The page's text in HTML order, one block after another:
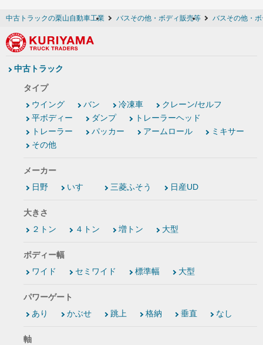
中古トラックの栗山自動車工業 バスその他・ボディ販売等 バスその他・
中古トラック
タイプ
ウイング
バン 冷凍車
クレーン/セルフ
平ボディー
ダンプ
トレーラーヘッド
トレーラー
パッカー アームロール
ミキサー
その他
メーカー
日野
いすゞ 三菱ふそう 日産UD
大きさ
２トン
４トン 増トン 大型
ボディー幅
ワイド
セミワイド 標準幅 大型
パワーゲート
あり
かぶせ 跳上 格納 垂直 なし
軸